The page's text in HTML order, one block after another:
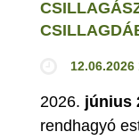
12.06.2026
2026. június
rendhagyó